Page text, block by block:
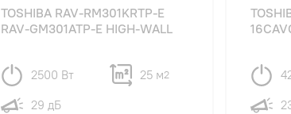
TOSHIBA RAV-RM301KRTP-E
RAV-GM301ATP-E HIGH-WALL
2500 Вт 25 м2
29 дБ